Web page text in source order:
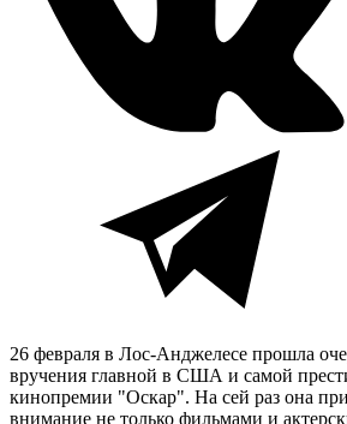
26 февраля в Лос-Анджелесе прошла
вручения главной в США и самой
кинопремии "Оскар". На сей раз она
внимание не только фильмами и